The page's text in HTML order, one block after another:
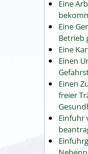
Eine
Eine
Betrieb
Eine
Einen
Einen
freier
Einfuhr